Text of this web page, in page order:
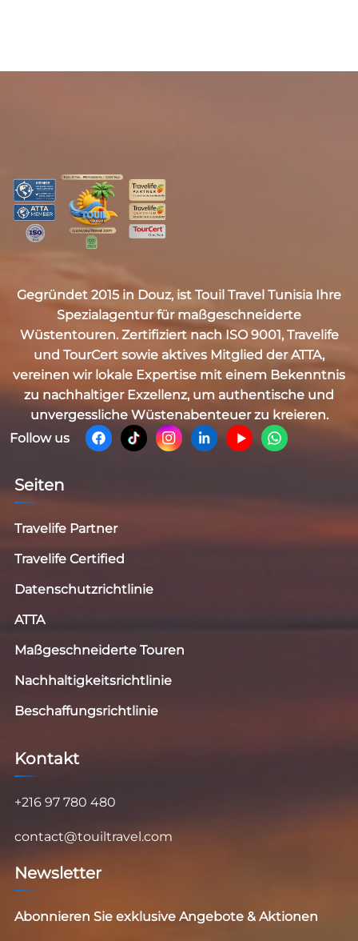
Gegründet 2015 in Douz, istTouil Travel Tunisia Ihre
Spezialagentur für maßgeschneiderte
Wüstentouren. Zertifiziert nach ISO 9001, Travelife
und TourCert sowie aktives Mitglied derATTA,
vereinen wir lokale Expertise mit einem Bekenntnis
zu nachhaltiger Exzellenz, um authentische und
unvergessliche Wüstenabenteuer zu kreieren.
Follow us
Seiten
Travelife Partner
Travelife Certified
Datenschutzrichtlinie
ATTA
Maßgeschneiderte Touren
Nachhaltigkeitsrichtlinie
Beschaffungsrichtlinie
Kontakt
+216 97 780 480
contact@touiltravel.com
Newsletter
Abonnieren Sie exklusive Angebote & Aktionen